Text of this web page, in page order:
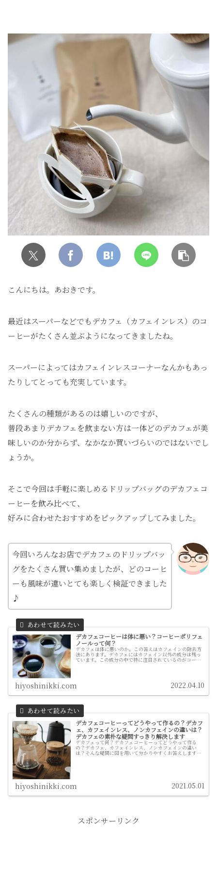
こんにちは。あおきです。
最近はスーパーなどでもデカフェ（カフェインレス）のコ
ーヒーがたくさん並ぶようになってきましたね。
スーパーによってはカフェインレスコーナーなんかもあっ
たりしてとっても充実しています。
たくさんの種類があるのは嬉しいのですが、
普段あまりデカフェを飲まない方は一体どのデカフェが美
味しいのか分からず、なかなか買いづらいのではないでし
ょうか。
そこで今回は手軽に楽しめるドリップバッグのデカフェコ
ーヒーを飲み比べて、
好みに合わせたおすすめをピックアップしてみました。
今回いろんなお店でデカフェのドリップバッ
グをたくさん買い集めましたが、どのコーヒ
ーも風味が違いとても楽しく検証できました
♪
デカフェコーヒーは体に悪い？コーヒーポリフェ
ノールって何？
デカフェは体に悪いのか。この答えはカフェインの除去方
法にあります。デカフェにはカフェイン以外の成分は残っ
ています。この成分の中で特に注目されているのがコーヒ
hiyoshinikki.com 2022.04.10
デカフェコーヒーってどうやって作るの？デカフ
ェ、カフェインレス、ノンカフェインの違いは？
デカフェの素朴な疑問すっきり解決します
デカフェって何？デカフェコーヒーってどうやって作る
の？デカフェ、カフェインレス、ノンカフェインの違い
は？そんな疑問に図を用いて分かりやすくお答えします！
hiyoshinikki.com 2021.05.01
スポンサーリンク